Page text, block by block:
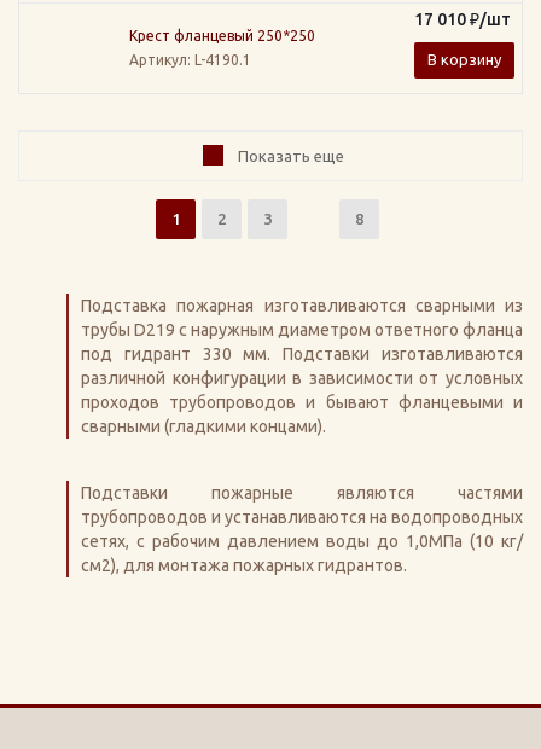
Крест фланцевый 250*250
Артикул: L-4190.1
17 010₽/шт
В корзину
Показать еще
1 2 3 8
Подставка пожарная изготавливаются сварными из
трубы D219 с наружным диаметром ответного фланца
под гидрант 330 мм. Подставки изготавливаются
различной конфигурации в зависимости от условных
проходов трубопроводов и бывают фланцевыми и
сварными (гладкими концами).
Подставки пожарные являются частями
трубопроводов и устанавливаются на водопроводных
сетях, с рабочим давлением воды до 1,0МПа (10 кг/
см2), для монтажа пожарных гидрантов.